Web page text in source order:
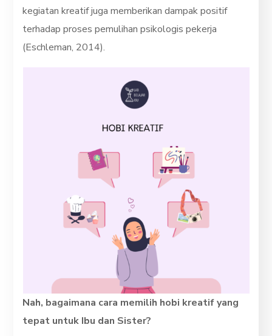
kegiatan kreatif juga memberikan dampak positif
terhadap proses pemulihan psikologis pekerja
(Eschleman, 2014).
Nah, bagaimana cara memilih hobi kreatif yang
tepat untuk Ibu dan Sister?